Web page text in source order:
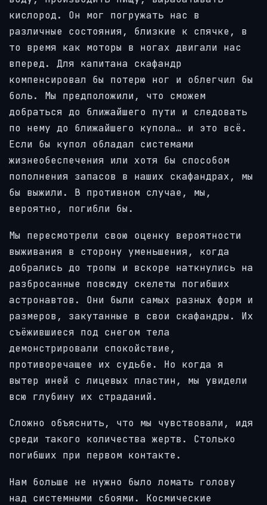
кислород. Он мог погружать нас в
различные состояния, близкие к спячке, в
то время как моторы в ногах двигали нас
вперед. Для капитана скафандр
компенсировал бы потерю ног и облегчил бы
боль. Мы предположили, что сможем
добраться до ближайшего пути и следовать
по нему до ближайшего купола… и это всё.
Если бы купол обладал системами
жизнеобеспечения или хотя бы способом
пополнения запасов в наших скафандрах, мы
бы выжили. В противном случае, мы,
вероятно, погибли бы.
Мы пересмотрели свою оценку вероятности
выживания в сторону уменьшения, когда
добрались до тропы и вскоре наткнулись на
разбросанные повсюду скелеты погибших
астронавтов. Они были самых разных форм и
размеров, закутанные в свои скафандры. Их
съёжившиеся под снегом тела
демонстрировали спокойствие,
противоречащее их судьбе. Но когда я
вытер иней с лицевых пластин, мы увидели
всю глубину их страданий.
Сложно объяснить, что мы чувствовали, идя
среди такого количества жертв. Столько
погибших при первом контакте.
Нам больше не нужно было ломать голову
над системными сбоями. Космические